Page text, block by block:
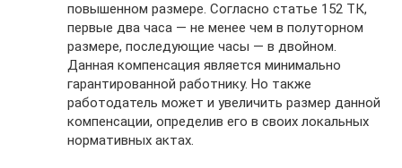
повышенном размере. Согласно статье 152 ТК,
первые два часа — не менее чем в полуторном
размере, последующие часы — в двойном.
Данная компенсация является минимально
гарантированной работнику. Но также
работодатель может и увеличить размер данной
компенсации, определив его в своих локальных
нормативных актах.